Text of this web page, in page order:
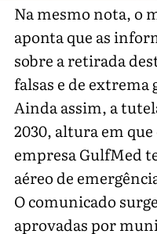
Na mesmo nota, o
aponta que as
sobre a retirada
falsas e de extrema
Ainda assim, a
2030, altura em
empresa GulfMed
aéreo de
O comunicado
aprovadas por